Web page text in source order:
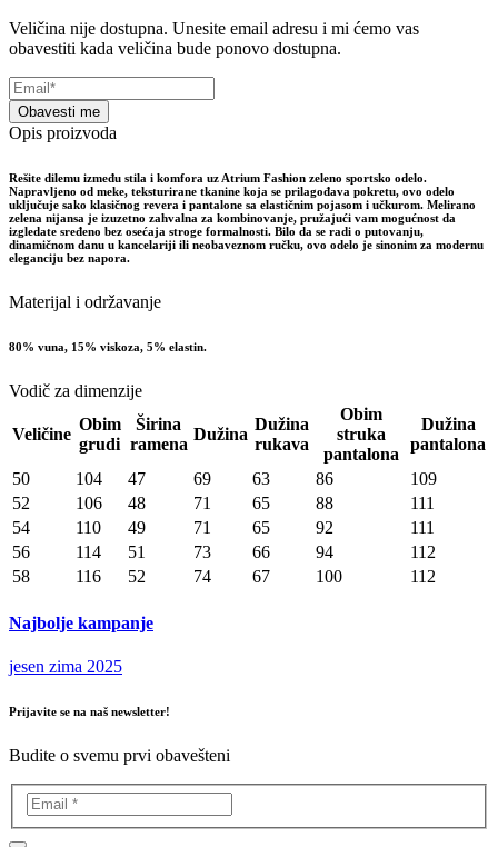
Veličina nije dostupna. Unesite email adresu i mi ćemo vas
obavestiti kada veličina bude ponovo dostupna.
Obavesti me
Opis proizvoda
Rešite dilemu između stila i komfora uz Atrium Fashion zeleno sportsko odelo.
Napravljeno od meke, teksturirane tkanine koja se prilagođava pokretu, ovo odelo
uključuje sako klasičnog revera i pantalone sa elastičnim pojasom i učkurom. Melirano
zelena nijansa je izuzetno zahvalna za kombinovanje, pružajući vam mogućnost da
izgledate sređeno bez osećaja stroge formalnosti. Bilo da se radi o putovanju,
dinamičnom danu u kancelariji ili neobaveznom ručku, ovo odelo je sinonim za modernu
eleganciju bez napora.
Materijal i održavanje
80% vuna, 15% viskoza, 5% elastin.
Vodič za dimenzije
Veličine
Obim
grudi
Širina
ramena
Dužina
Dužina
rukava
Obim
struka
pantalona
Dužina
pantalona
50
104 47 69 63 86
109
52
106 48 71 65 88
111
54
110 49 71 65 92
111
56
114 51 73 66 94
112
58
116 52 74 67 100 112
Najbolje kampanje
jesen zima 2025
Prijavite se na naš newsletter!
Budite o svemu prvi obavešteni